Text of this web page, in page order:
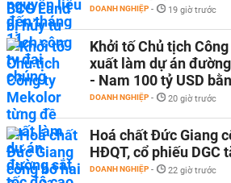
DOANH NGHIỆP - 19 giờ trước
Khởi tố Chủ tịch
xuất làm dự án
- Nam 100 tỷ USD
DOANH NGHIỆP - 20 giờ trước
Hoá chất Đức Giang
HĐQT, cổ phiếu DGC
DOANH NGHIỆP - 22 giờ trước